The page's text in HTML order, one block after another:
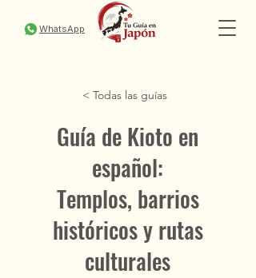
WhatsApp
< Todas las guías
Guía de Kioto en
español:
Templos, barrios
históricos y rutas
culturales